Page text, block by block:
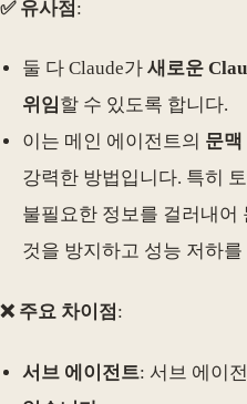
✅ 유사점 :
둘 다 Claude가 새로운
위임할 수 있도록 합니다.
이는 메인 에이전트의 문맥
강력한 방법입니다. 특히
불필요한 정보를 걸러내어
것을 방지하고 성능 저하
❌ 주요 차이점 :
서브 에이전트: 서브 에이